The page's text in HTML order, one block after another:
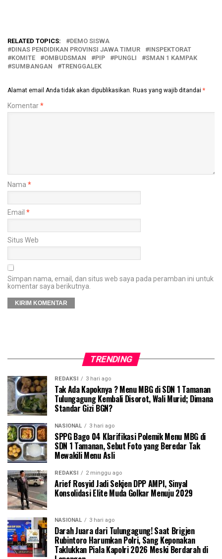
RELATED TOPICS:
DEMO SISWA
DINAS PENDIDIKAN PROVINSI JAWA TIMUR
INSPEKTORAT
KOMITE
OMBUDSMAN PIP PUNGLI
SMAN 1 KAMPAK
SUMBANGAN
TRENGGALEK
Alamat email Anda tidak akan dipublikasikan. Ruas yang wajib ditandai *
Komentar*
Nama *
Email *
Situs Web
Simpan nama, email, dan situs web saya pada peramban ini untuk
komentar saya berikutnya.
TRENDING
REDAKSI 3 hari ago
Tak Ada Kapoknya ? Menu MBG di SDN 1 Tamanan
Tulungagung Kembali Disorot, Wali Murid; Dimana
Standar Gizi BGN?
NASIONAL 3 hari ago
SPPG Bago 04 Klarifikasi Polemik Menu MBG di
SDN 1 Tamanan, Sebut Foto yang Beredar Tak
Mewakili Menu Asli
REDAKSI 2 minggu ago
Arief Rosyid Jadi Sekjen DPP AMPI, Sinyal
Konsolidasi Elite Muda Golkar Menuju 2029
NASIONAL 3 hari ago
Darah Juara dari Tulungagung! Saat Brigjen
Rubintoro Harumkan Polri, Sang Keponakan
Taklukkan Piala Kapolri 2026 Meski Berdarah di